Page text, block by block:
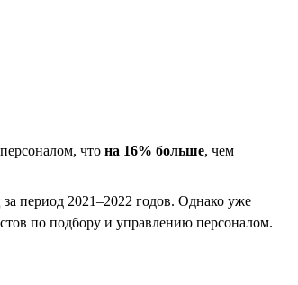
что на 16% больше, чем
период 2021–2022 годов. Однако уже
по подбору и управлению персоналом.